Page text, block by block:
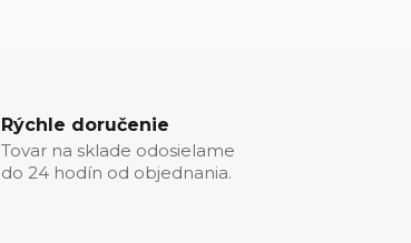
Rýchle doručenie
Tovar na sklade odosielame
do 24 hodín od objednania.